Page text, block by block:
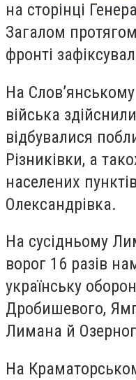
на сторінці
Загалом
фронті
На
війська
відбувалися
Різниківки, а
населених
Олександрівка.
На сусідньому
ворог 16 разів
українську
Дробишевого,
Лимана й
На